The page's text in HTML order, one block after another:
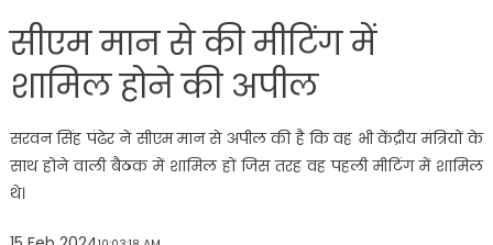
सीएम मान से की मीटिंग में
शामिल होने की अपील
सरवन सिंह पंढेर ने सीएम मान से अपील की है कि वह भी केंद्रीय मंत्रियों के
साथ होने वाली बैठक में शामिल हों जिस तरह वह पहली मीटिंग में शामिल
थे।